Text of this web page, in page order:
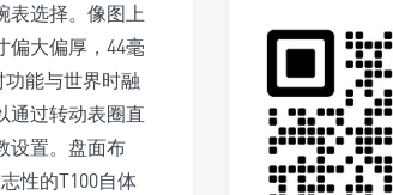
表选择。像图上
偏大偏厚，44毫
能与世界时融
通过转动表圈直
设置。盘面布
性的T100自体